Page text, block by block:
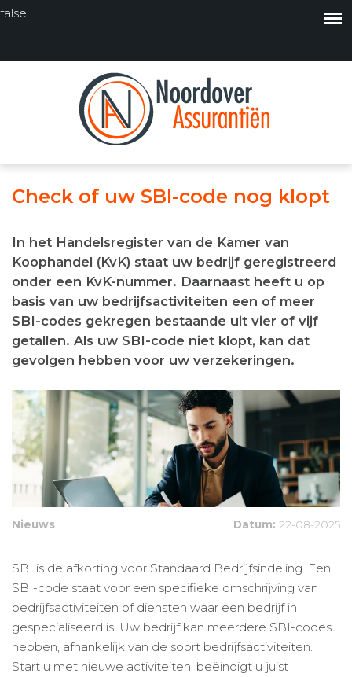
false
Check of uw SBI-code nog klopt
In het Handelsregister van de Kamer van
Koophandel (KvK) staat uw bedrijf geregistreerd
onder een KvK-nummer. Daarnaast heeft u op
basis van uw bedrijfsactiviteiten een of meer
SBI-codes gekregen bestaande uit vier of vijf
getallen. Als uw SBI-code niet klopt, kan dat
gevolgen hebben voor uw verzekeringen.
Nieuws Datum: 22-08-2025
SBI is de afkorting voor Standaard Bedrijfsindeling. Een
SBI-code staat voor een specifieke omschrijving van
bedrijfsactiviteiten of diensten waar een bedrijf in
gespecialiseerd is. Uw bedrijf kan meerdere SBI-codes
hebben, afhankelijk van de soort bedrijfsactiviteiten.
Start u met nieuwe activiteiten, beëindigt u juist